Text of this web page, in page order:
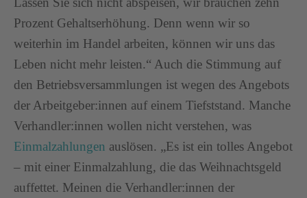
Prozent Gehaltserhöhung. Denn wenn wir so
weiterhin im Handel arbeiten, können wir uns das
Leben nicht mehr leisten.“ Auch die Stimmung auf
den Betriebsversammlungen ist wegen des Angebots
der Arbeitgeber:innen auf einem Tiefststand. Manche
Verhandler:innen wollen nicht verstehen, was
Einmalzahlungen auslösen. „Es ist ein tolles Angebot
– mit einer Einmalzahlung, die das Weihnachtsgeld
auffettet. Meinen die Verhandler:innen der